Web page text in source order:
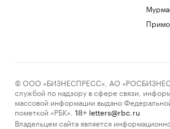
© ООО «БИЗНЕСПРЕСС», АО
службой по надзору в сфере связи,
массовой информации выдано
пометкой «РБК».
18+ letters@rbc.ru
Владельцем сайта является